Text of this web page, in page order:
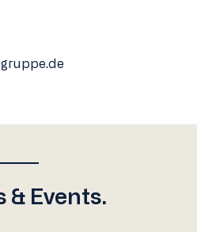
& Events.